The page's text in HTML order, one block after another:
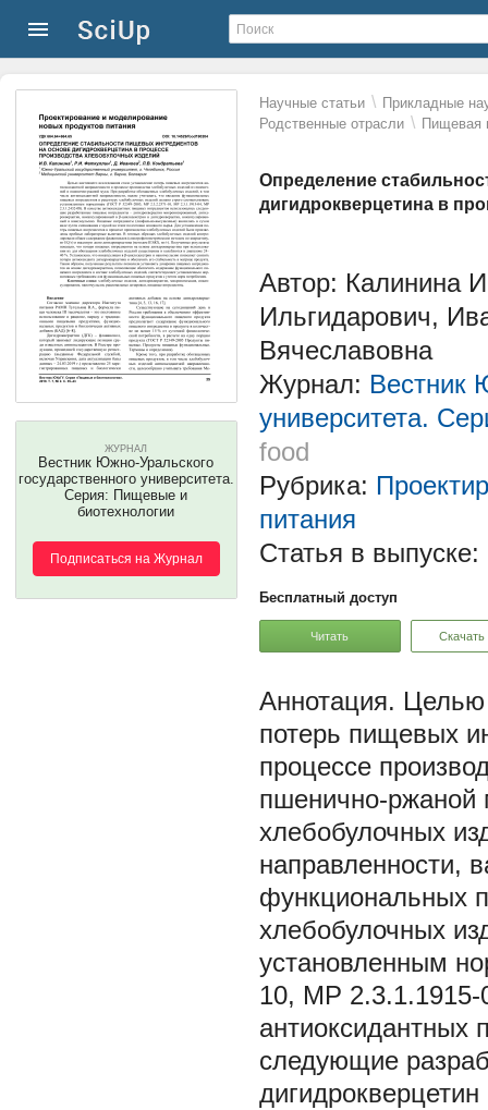
Научные статьи \ Прикладные
Родственные отрасли \ Пищевая
Определение
дигидрокверцетина в
ЖУРНАЛ
Вестник Южно-Уральского
государственного университета.
Серия: Пищевые и
биотехнологии
Подписаться на Журнал
Автор: Калинина
Ильгидарович,
Вячеславовна
Журнал: Вестник
университета.
food
Рубрика:
питания
Статья в выпуске:
Бесплатный доступ
Читать Скачать
Целью
потерь пищевых
процессе
пшенично-ржаной
хлебобулочных
направленности,
функциональных
хлебобулочных
установленным
10, МР 2.3.1.1915-
антиоксидантных
следующие